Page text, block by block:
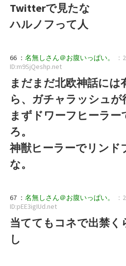
Twitterで見たな
ハルノフって人
66 ： 名無しさん＠お腹いっぱい。
ID:m9SjQeshp.net
まだまだ北欧神話には
ら、ガチャラッシュが
まずドワーフヒーラ
ろ。
神獣ヒーラーでリンド
な。
67 ： 名無しさん＠お腹いっぱい。
ID:pEE3igIUd.net
当ててもコネで出禁く
し